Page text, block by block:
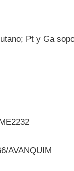
Pt y Ga
AVANQUIM